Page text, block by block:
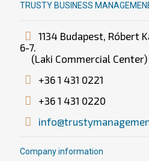
TRUSTY BUSINESS
1134 Budapest, Róbert
6-7.
(Laki Commercial Center)
+36 1 431 0221
+36 1 431 0220
Company information